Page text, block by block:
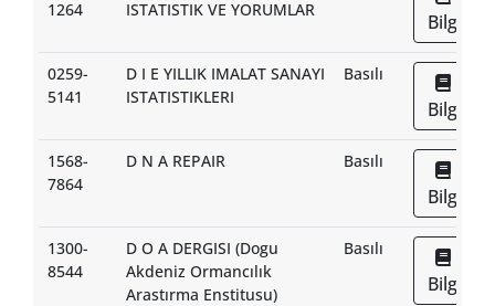
1264
ISTATISTIK VE YORUMLAR
Bilgi
0259-
5141
D I E YILLIK IMALAT SANAYI
ISTATISTIKLERI
Basılı
Bilgi
1568-
7864
D N A REPAIR Basılı
Bilgi
1300-
8544
D O A DERGISI (Dogu
Akdeniz Ormancılık
Arastırma Enstitusu)
Basılı
Bilgi